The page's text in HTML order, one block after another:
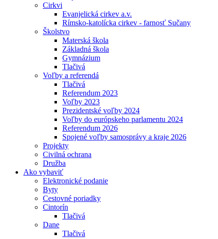
Cirkvi
Evanjelická cirkev a.v.
Rímsko-katolícka cirkev - farnosť Sučany
Školstvo
Materská škola
Základná škola
Gymnázium
Tlačivá
Voľby a referendá
Tlačivá
Referendum 2023
Voľby 2023
Prezidentské voľby 2024
Voľby do európskeho parlamentu 2024
Referendum 2026
Spojené voľby samosprávy a kraje 2026
Projekty
Civilná ochrana
Družba
Ako vybaviť
Elektronické podanie
Byty
Cestovné poriadky
Cintorín
Tlačivá
Dane
Tlačivá